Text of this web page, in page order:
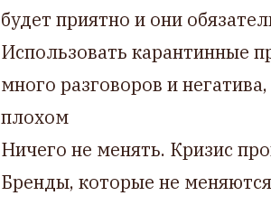
будет приятно и они
Использовать карантинные
много разговоров и
плохом
Ничего не менять. Кризис
Бренды, которые не